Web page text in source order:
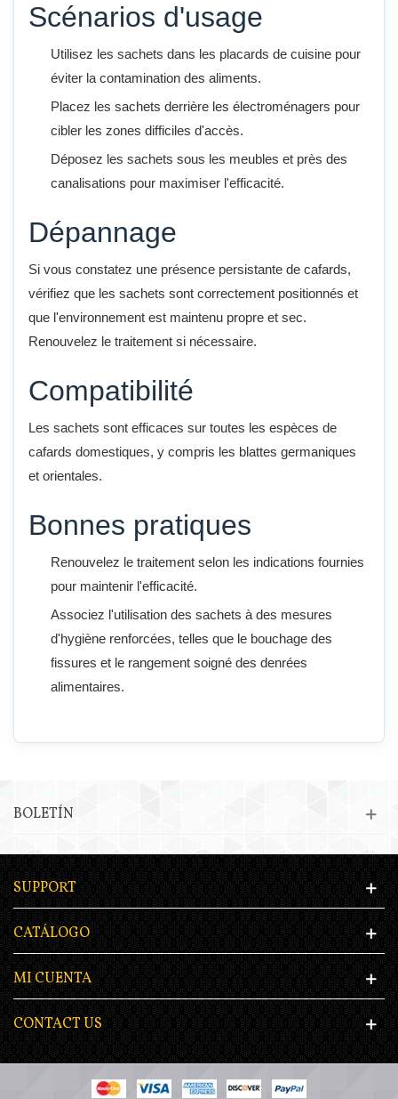
Scénarios d'usage
Utilisez les sachets dans les placards de cuisine pour
éviter la contamination des aliments.
Placez les sachets derrière les électroménagers pour
cibler les zones difficiles d'accès.
Déposez les sachets sous les meubles et près des
canalisations pour maximiser l'efficacité.
Dépannage
Si vous constatez une présence persistante de cafards,
vérifiez que les sachets sont correctement positionnés et
que l'environnement est maintenu propre et sec.
Renouvelez le traitement si nécessaire.
Compatibilité
Les sachets sont efficaces sur toutes les espèces de
cafards domestiques, y compris les blattes germaniques
et orientales.
Bonnes pratiques
Renouvelez le traitement selon les indications fournies
pour maintenir l'efficacité.
Associez l'utilisation des sachets à des mesures
d'hygiène renforcées, telles que le bouchage des
fissures et le rangement soigné des denrées
alimentaires.
BOLETÍN
SUPPORT
CATÁLOGO
MI CUENTA
CONTACT US